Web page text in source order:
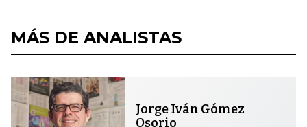
MÁS DE ANALISTAS
Jorge Iván Gómez
Osorio